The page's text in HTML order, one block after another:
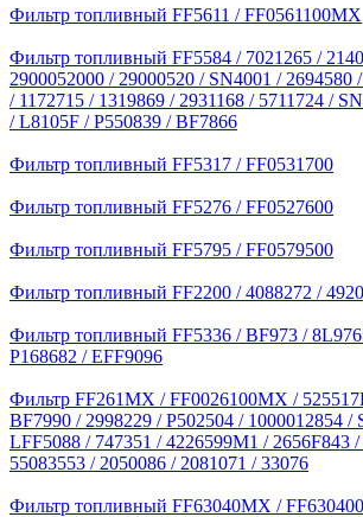
Фильтр топливный FF5611 / FF0561100MX
Фильтр топливный FF5584 / 7021265 /
2900052000 / 29000520 / SN4001 / 2694580
/ 1172715 / 1319869 / 2931168 / 5711724 /
/ L8105F / P550839 / BF7866
Фильтр топливный FF5317 / FF0531700
Фильтр топливный FF5276 / FF0527600
Фильтр топливный FF5795 / FF0579500
Фильтр топливный FF2200 / 4088272 /
Фильтр топливный FF5336 / BF973 /
P168682 / EFF9096
Фильтр FF261MX / FF0026100MX /
BF7990 / 2998229 / P502504 / 1000012854 /
LFF5088 / 747351 / 4226599M1 / 2656F843
55083553 / 2050086 / 2081071 / 33076
Фильтр топливный FF63040MX /